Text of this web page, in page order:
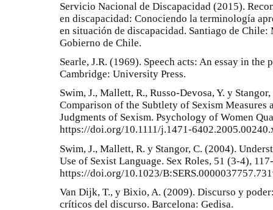
Servicio Nacional de Discapacidad (2015).
en discapacidad: Conociendo la terminología
en situación de discapacidad. Santiago de
Gobierno de Chile.
Searle, J.R. (1969). Speech acts: An essay in
Cambridge: University Press.
Swim, J., Mallett, R., Russo-Devosa, Y. y
Comparison of the Subtlety of Sexism
Judgments of Sexism. Psychology of Women
https://doi.org/10.1111/j.1471-
Swim, J., Mallett, R. y Stangor, C. (2004).
Use of Sexist Language. Sex Roles, 51 (3-4),
https://doi.org/10.1023/
Van Dijk, T., y Bixio, A. (2009). Discurso y
críticos del discurso. Barcelona: Gedisa.